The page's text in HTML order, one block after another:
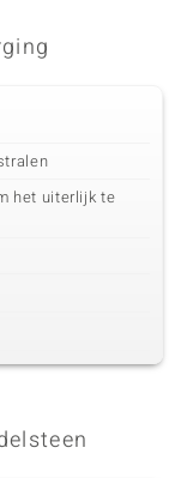
het uiterlijk te